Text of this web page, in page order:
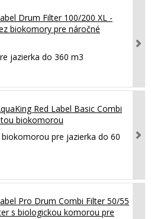
Drum Filter 100/200 XL -
biokomory pre náročné
jazierka do 360 m3
Red Label Basic Combi
biokomorou
pre jazierka do 60
Pro Drum Combi Filter 50/55
s biologickou komorou pre